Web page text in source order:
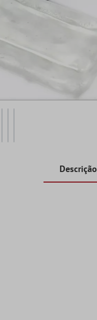
Descrição